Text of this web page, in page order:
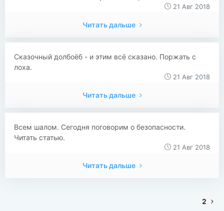
21 Авг 2018
Читать дальше
Сказочный долбоёб - и этим всё сказано. Поржать с
лоха.
21 Авг 2018
Читать дальше
Всем шалом. Сегодня поговорим о безопасности.
Читать статью.
21 Авг 2018
Читать дальше
2